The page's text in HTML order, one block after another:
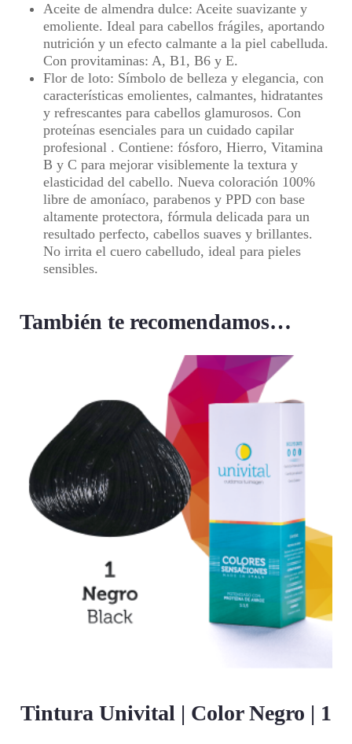
Aceite de almendra dulce: Aceite suavizante y
emoliente. Ideal para cabellos frágiles, aportando
nutrición y un efecto calmante a la piel cabelluda.
Con provitaminas: A, B1, B6 y E.
Flor de loto: Símbolo de belleza y elegancia, con
características emolientes, calmantes, hidratantes
y refrescantes para cabellos glamurosos. Con
proteínas esenciales para un cuidado capilar
profesional . Contiene: fósforo, Hierro, Vitamina
B y C para mejorar visiblemente la textura y
elasticidad del cabello. Nueva coloración 100%
libre de amoníaco, parabenos y PPD con base
altamente protectora, fórmula delicada para un
resultado perfecto, cabellos suaves y brillantes.
No irrita el cuero cabelludo, ideal para pieles
sensibles.
También te recomendamos…
Tintura Univital | Color Negro | 1